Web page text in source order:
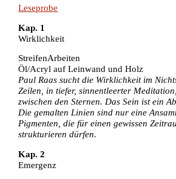
Leseprobe
Kap. 1
Wirklichkeit
StreifenArbeiten
Öl/Acryl auf Leinwand und Holz
Paul Raas sucht die Wirklichkeit im
Zeilen, in tiefer, sinnentleerter
zwischen den Sternen. Das Sein ist ein
Die gemalten Linien sind nur eine
Pigmenten, die für einen gewissen
strukturieren dürfen.
Kap. 2
Emergenz